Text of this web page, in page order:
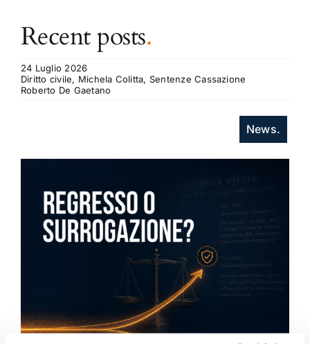
Recent posts.
24 Luglio 2026
Diritto civile, Michela Colitta, Sentenze Cassazione
Roberto De Gaetano
News.